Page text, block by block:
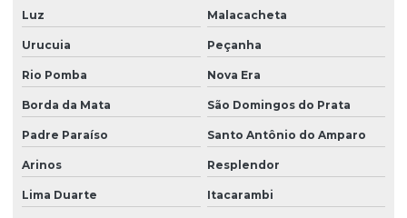
Luz Malacacheta
Urucuia Peçanha
Rio Pomba Nova Era
Borda da Mata São Domingos do Prata
Padre Paraíso Santo Antônio do Amparo
Arinos Resplendor
Lima Duarte Itacarambi